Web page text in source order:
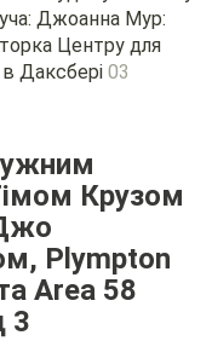
Джоанна Мур:
Центру для
Даксбері 03
Крузом
Plympton
Area 58
3